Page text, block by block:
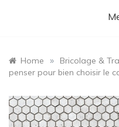
Home » Bricolage &
penser pour bien choisir le